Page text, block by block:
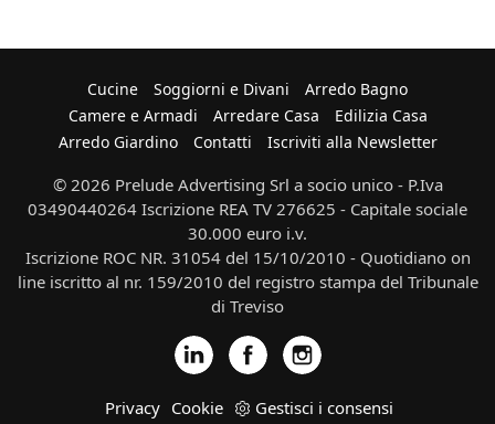
Cucine Soggiorni e Divani
Arredo Bagno
Camere e Armadi
Arredare Casa
Edilizia Casa
Arredo Giardino
Contatti Iscriviti alla Newsletter
© 2026 Prelude Advertising Srl a socio unico - P.Iva
03490440264 Iscrizione REA TV 276625 - Capitale sociale
30.000 euro i.v.
Iscrizione ROC NR. 31054 del 15/10/2010 - Quotidiano on
line iscritto al nr. 159/2010 del registro stampa del Tribunale
di Treviso
Privacy Cookie Gestisci i consensi